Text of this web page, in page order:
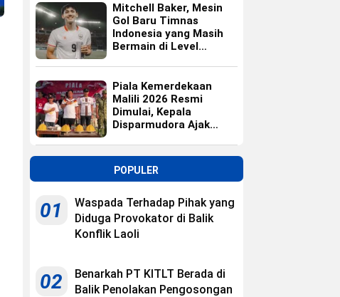
Mitchell Baker, Mesin
Gol Baru Timnas
Indonesia yang Masih
Bermain di Level
Piala Kemerdekaan
Malili 2026 Resmi
Dimulai, Kepala
Disparmudora Ajak
POPULER
01
Waspada Terhadap Pihak yang
Diduga Provokator di Balik
Konflik Laoli
02
Benarkah PT KITLT Berada di
Balik Penolakan Pengosongan